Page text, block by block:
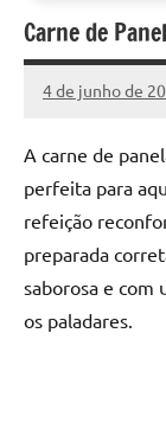
Carne de
4 de junho de
A carne de
perfeita para
refeição
preparada
saborosa e com
os paladares.